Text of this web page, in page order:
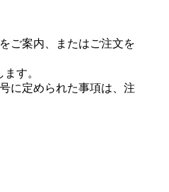
ご案内、またはご注文を
す。
に定められた事項は、注